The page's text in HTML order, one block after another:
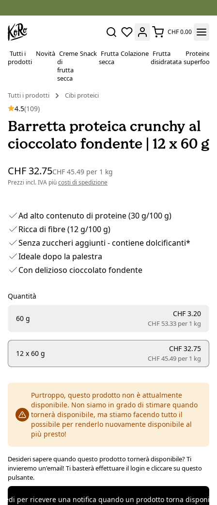
CHF 0.00
Tutti i
prodotti
Novità Creme
di
frutta
secca
Snack Frutta
secca
Colazione Frutta
disidratata
Proteine e
superfood
Tutti i prodotti Cibi proteici
4.5(109)
Barretta proteica crunchy al
cioccolato fondente | 12 x 60 g
CHF 32.75CHF 45.49 per 1 kg
Prezzi incl. IVA piùcosti di spedizione
Ad alto contenuto di proteine (30 g/100 g)
Ricca di fibre (12 g/100 g)
Senza zuccheri aggiunti - contiene dolcificanti*
Ideale dopo la palestra
Con delizioso cioccolato fondente
Quantità
60 g
CHF 3.20
CHF 53.33 per 1 kg
12 x 60 g
CHF 32.75
CHF 45.49 per 1 kg
Purtroppo, questo prodotto non è attualmente
disponibile. Non siamo in grado di stimare quando
tornerà disponibile, ma stiamo facendo tutto il
possibile per renderlo nuovamente disponibile al
più presto!
Desideri sapere quando questo prodotto tornerà disponibile? Ti
invieremo un'email! Ti basterà effettuare il login e cliccare su questo
pulsante.
per ricevere una notifica quando un prodotto torna